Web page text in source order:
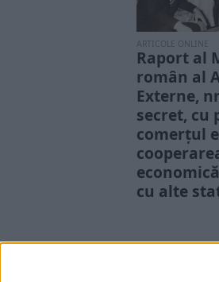
ARTICOLE ONLINE
Raport al
român al
Externe,
secret, cu
comerțul
cu alte
rezidă în